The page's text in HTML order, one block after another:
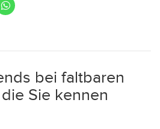
bei faltbaren
Sie kennen